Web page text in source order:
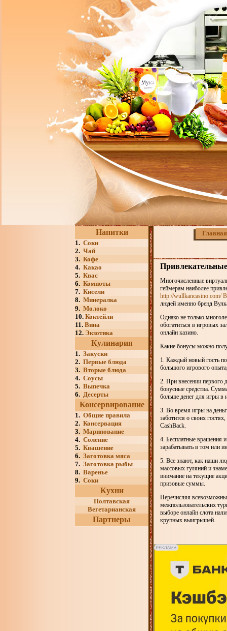
Напитки
1. Соки
2. Чай
3. Кофе
4. Какао
5. Квас
6. Компоты
7. Кисели
8. Минералка
9. Молоко
10. Коктейли
11. Вина
12. Экзотика
Кулинария
1. Закуски
2. Первые блюда
3. Вторые блюда
4. Соусы
5. Выпечка
6. Десерты
Консервирование
1. Общие правила
2. Консервация
3. Маринование
4. Соление
5. Квашение
6. Заготовка мяса
7. Заготовка рыбы
8. Варенье
9. Соки
Кухни
Полтавская
Вегетарианская
Партнеры
Главная
Многочисленные
геймерам наиболее
http://wullkancasino.com/
людей именно бренд
Однако не только
обогатиться в игровых
онлайн казино.
Какие бонусы можно
1. Каждый новый гость
большого игрового
2. При внесении первого
бонусные средства.
больше денег для игры в
3. Во время игры на
заботится о своих
CashBack.
4. Бесплатные вращения
зарабатывать в том или
5. Все знают, как наши
массовых гуляний и
внимание на текущие
призовые суммы.
Перечисляя
межпользовательских
выборе онлайн слота
крупных выигрышей.